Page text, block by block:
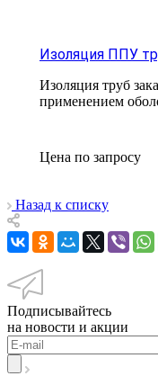
Изоляция ППУ
Изоляция труб
применением
Цена по запросу
Назад к списку
Подписывайтесь
на новости и акции